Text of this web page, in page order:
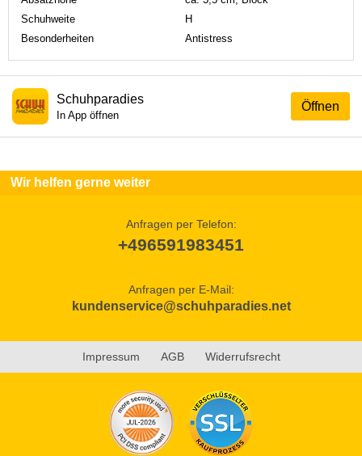
Schuhweite
H
Besonderheiten
Antistress
Öffnen
Schuhparadies
In App öffnen
Wir helfen gerne weiter
Anfragen per Telefon:
+496591983451
Anfragen per E-Mail:
kundenservice@schuhparadies.net
Impressum AGB Widerrufsrecht